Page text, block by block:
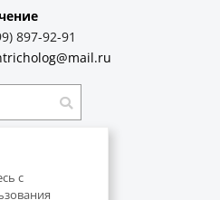
897-92-91
с